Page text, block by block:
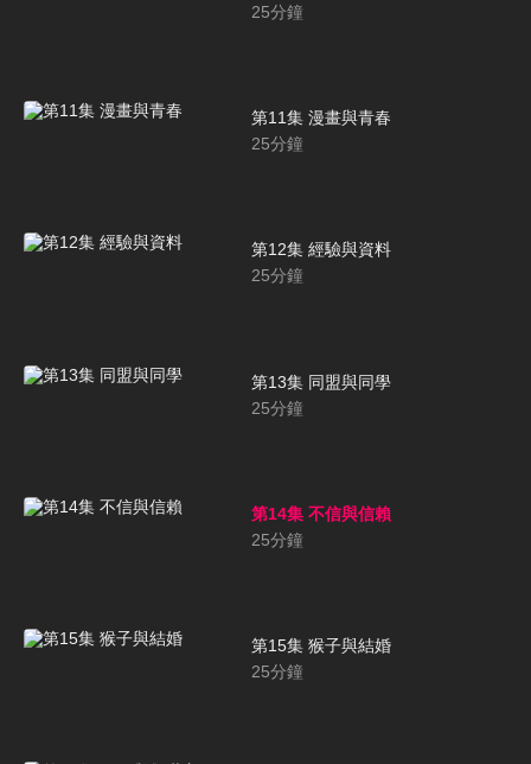
25分鐘
第11集 漫畫與青春
25分鐘
第12集 經驗與資料
25分鐘
第13集 同盟與同學
25分鐘
第14集 不信與信賴
25分鐘
第15集 猴子與結婚
25分鐘